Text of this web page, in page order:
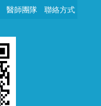
醫師團隊 聯絡方式